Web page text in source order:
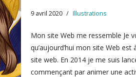
9 avril 2020 Illustrations
Mon site Web me ressemble Je
qu’aujourd’hui mon site Web
site web. En 2014 je me suis
commençant par animer une